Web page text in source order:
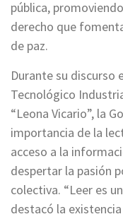
pública,
derecho que
de paz.
Durante su discurso
Tecnológico
“Leona Vicario”, la
importancia de la
acceso a la
despertar la pasión
colectiva. “Leer es
destacó la